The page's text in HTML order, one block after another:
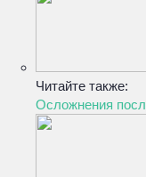
Читайте также:
Осложнения